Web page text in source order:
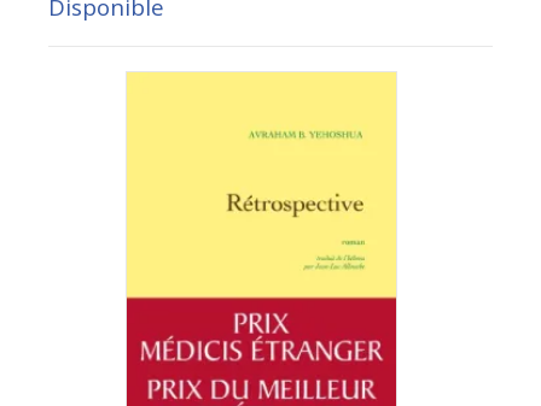
Disponible